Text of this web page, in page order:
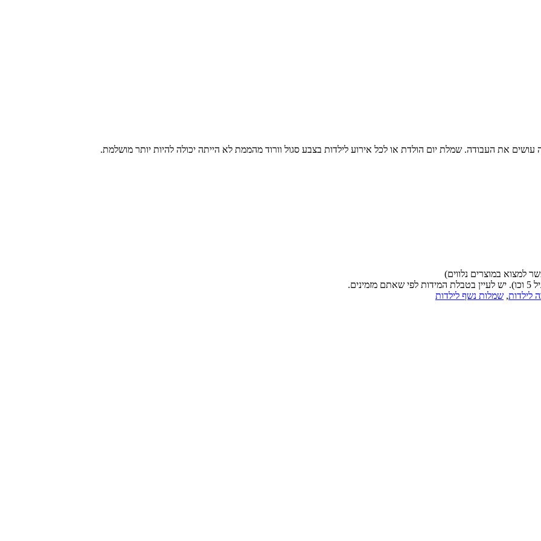
את העבודה. שמלת יום הולדת או לכל אירוע לילדות בצבע סגול וורוד מהממת לא הייתה יכולה להיות יותר מושלמת.
למצוא במוצרים נלווים)
לילדות, שמלות נשף לילדות